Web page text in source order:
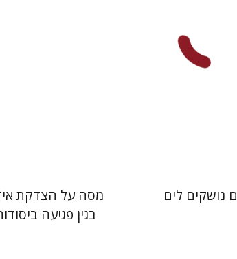
נושקים לים
מסה על הצדקת
בגין פגיעה